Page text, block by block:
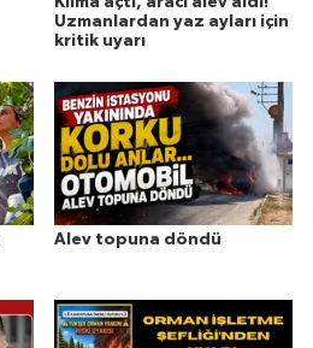
Uzmanlardan yaz ayları için
kritik uyarı
Alev topuna döndü